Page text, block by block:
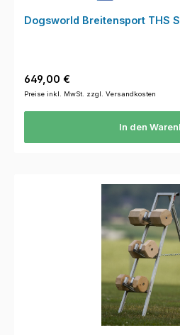
Dogsworld Breitensport THS
Regulärer Preis:
649,00 €
Preise inkl. MwSt. zzgl. Versandkosten
In den